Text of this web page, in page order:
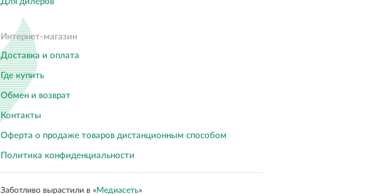
Интернет-магазин
Доставка и оплата
Где купить
Обмен и возврат
Контакты
Оферта о продаже товаров дистанционным способом
Политика конфиденциальности
Заботливо вырастили в « Медиасеть»